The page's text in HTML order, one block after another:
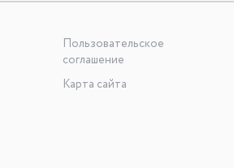
Пользовательское
соглашение
Карта сайта